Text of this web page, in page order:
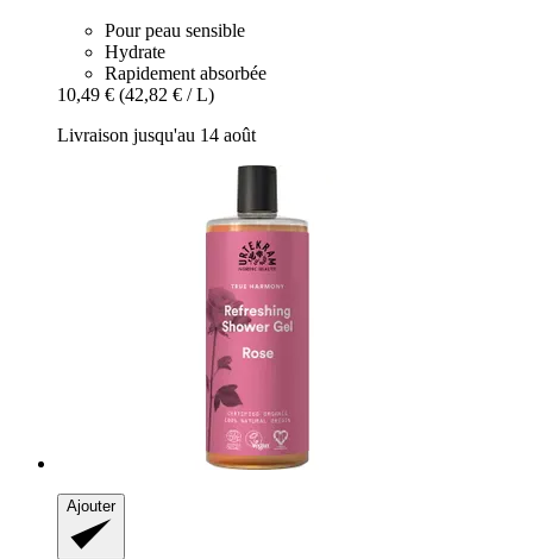
Pour peau sensible
Hydrate
Rapidement absorbée
10,49 € (42,82 € / L)
Livraison jusqu'au 14 août
Ajouter